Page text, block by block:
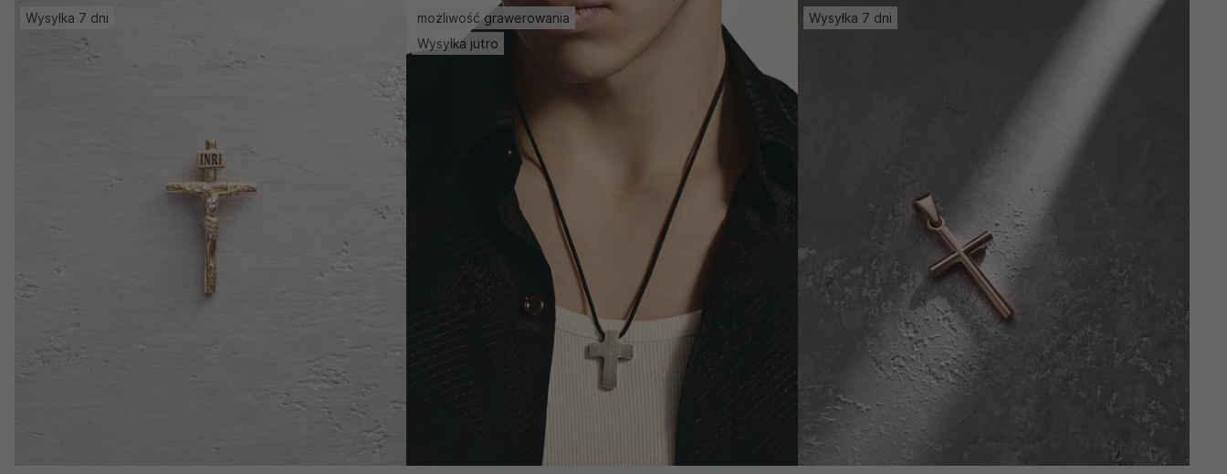
Wysyłka 7 dni
możliwość grawerowania
Wysyłka jutro
Wysyłka 7 dni